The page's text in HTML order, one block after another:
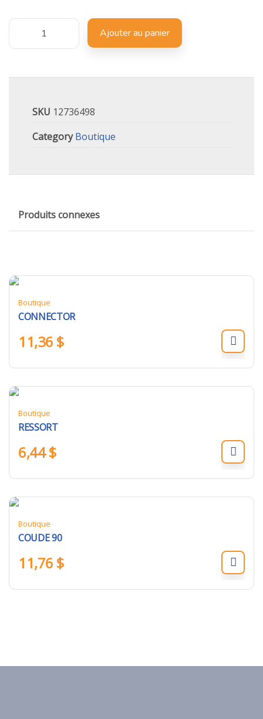
Ajouter au panier
SKU 12736498
Category Boutique
Produits connexes
Boutique
CONNECTOR
11,36 $
Boutique
RESSORT
6,44$
Boutique
COUDE 90
11,76 $